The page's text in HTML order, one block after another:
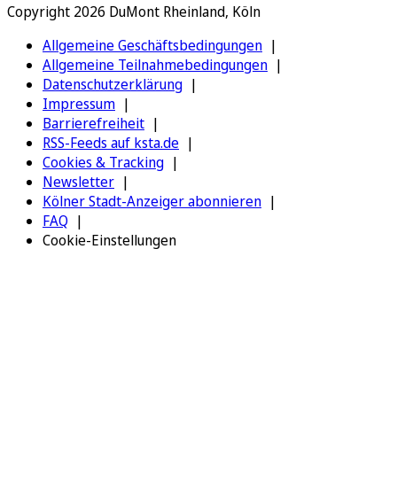
Copyright 2026 DuMont Rheinland, Köln
Allgemeine Geschäftsbedingungen
Allgemeine Teilnahmebedingungen
Datenschutzerklärung
Impressum
Barrierefreiheit
RSS-Feeds auf ksta.de
Cookies & Tracking
Newsletter
Kölner Stadt-Anzeiger abonnieren
FAQ
Cookie-Einstellungen